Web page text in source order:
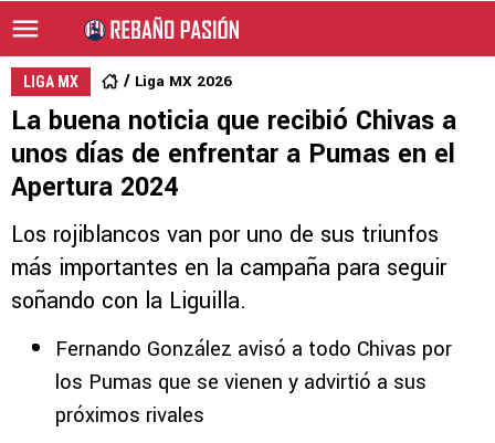
LIGA MX Liga MX 2026
La buena noticia que recibió Chivas a
unos días de enfrentar a Pumas en el
Apertura 2024
Los rojiblancos van por uno de sus triunfos
más importantes en la campaña para seguir
soñando con la Liguilla.
Fernando González avisó a todo Chivas por
los Pumas que se vienen y advirtió a sus
próximos rivales